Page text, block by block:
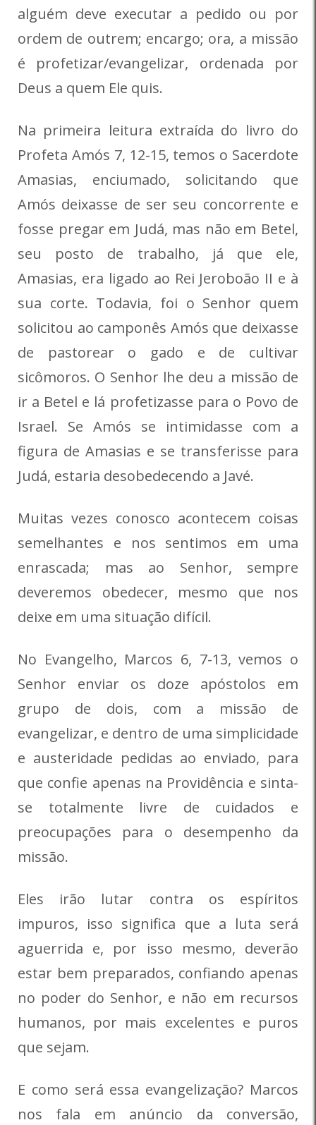
alguém deve executar a pedido ou por
ordem de outrem; encargo; ora, a missão
é profetizar/evangelizar, ordenada por
Deus a quem Ele quis.
Na primeira leitura extraída do livro do
Profeta Amós 7, 12-15, temos o Sacerdote
Amasias, enciumado, solicitando que
Amós deixasse de ser seu concorrente e
fosse pregar em Judá, mas não em Betel,
seu posto de trabalho, já que ele,
Amasias, era ligado ao Rei Jeroboão II e à
sua corte. Todavia, foi o Senhor quem
solicitou ao camponês Amós que deixasse
de pastorear o gado e de cultivar
sicômoros. O Senhor lhe deu a missão de
ir a Betel e lá profetizasse para o Povo de
Israel. Se Amós se intimidasse com a
figura de Amasias e se transferisse para
Judá, estaria desobedecendo a Javé.
Muitas vezes conosco acontecem coisas
semelhantes e nos sentimos em uma
enrascada; mas ao Senhor, sempre
deveremos obedecer, mesmo que nos
deixe em uma situação difícil.
No Evangelho, Marcos 6, 7-13, vemos o
Senhor enviar os doze apóstolos em
grupo de dois, com a missão de
evangelizar, e dentro de uma simplicidade
e austeridade pedidas ao enviado, para
que confie apenas na Providência e sinta-
se totalmente livre de cuidados e
preocupações para o desempenho da
missão.
Eles irão lutar contra os espíritos
impuros, isso significa que a luta será
aguerrida e, por isso mesmo, deverão
estar bem preparados, confiando apenas
no poder do Senhor, e não em recursos
humanos, por mais excelentes e puros
que sejam.
E como será essa evangelização? Marcos
nos fala em anúncio da conversão,